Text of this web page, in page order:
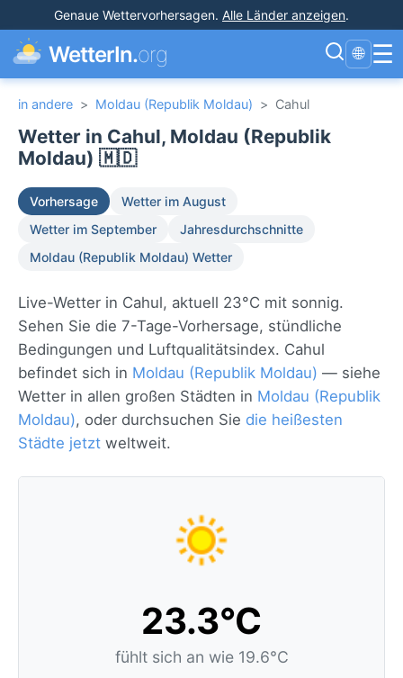
Genaue Wettervorhersagen. Alle Länder anzeigen.
WetterIn.org 🌐 ☰
in andere > Moldau (Republik Moldau) > Cahul
Wetter in Cahul, Moldau (Republik
Moldau) 🇲🇩
Vorhersage
Wetter im August
Wetter im September
Jahresdurchschnitte
Moldau (Republik Moldau) Wetter
Live-Wetter in Cahul, aktuell 23°C mit sonnig.
Sehen Sie die 7-Tage-Vorhersage, stündliche
Bedingungen und Luftqualitätsindex. Cahul
befindet sich in Moldau (Republik Moldau) — siehe
Wetter in allen großen Städten in Moldau (Republik
Moldau), oder durchsuchen Sie die heißesten
Städte jetzt weltweit.
23.3°C
fühlt sich an wie 19.6°C